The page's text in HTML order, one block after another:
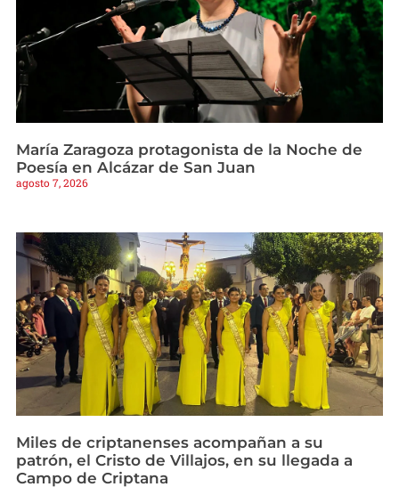
María Zaragoza protagonista de la Noche de
Poesía en Alcázar de San Juan
agosto 7, 2026
Miles de criptanenses acompañan a su
patrón, el Cristo de Villajos, en su llegada a
Campo de Criptana